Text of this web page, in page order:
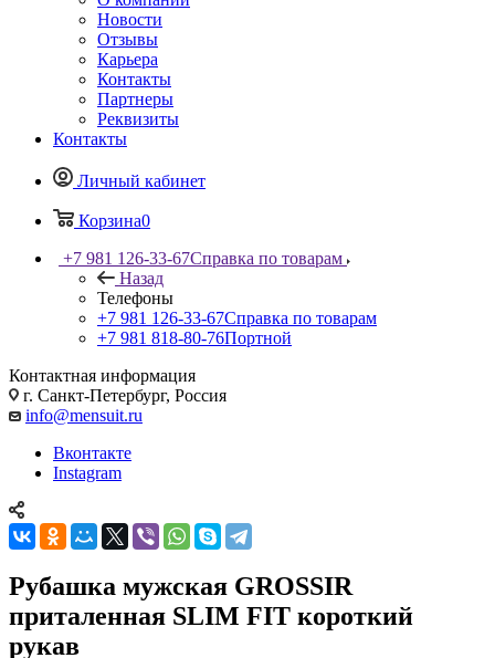
Новости
Отзывы
Карьера
Контакты
Партнеры
Реквизиты
Контакты
Личный кабинет
Корзина0
+7 981 126-33-67Справка по товарам
Назад
Телефоны
+7 981 126-33-67Справка по товарам
+7 981 818-80-76Портной
Контактная информация
г. Санкт-Петербург, Россия
info@mensuit.ru
Вконтакте
Instagram
Рубашка мужская GROSSIR
приталенная SLIM FIT короткий
рукав